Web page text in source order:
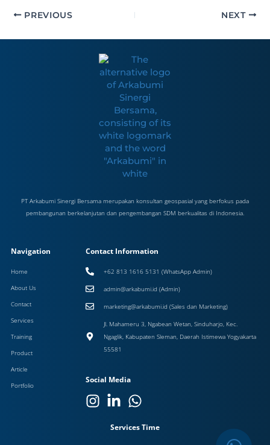
PREVIOUS NEXT
PT Arkabumi Sinergi Bersama merupakan konsultan geospasial yang berfokus pada
pembangunan berkelanjutan dan pengembangan SDM berkualitas di Indonesia.
Navigation
Home
About Us
Contact
Services
Training
Product
Article
Portfolio
Contact Information
+62 813 1616 5131 (WhatsApp Admin)
admin@arkabumi.id (Admin)
marketing@arkabumi.id (Sales dan Marketing)
Jl. Mahameru 3, Ngabean Wetan, Sinduharjo, Kec.
Ngaglik, Kabupaten Sleman, Daerah Istimewa Yogyakarta
55581
Social Media
Services Time